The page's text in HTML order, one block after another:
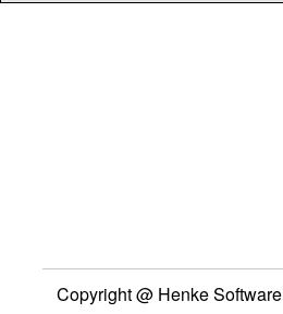
Copyright @ Henke Software